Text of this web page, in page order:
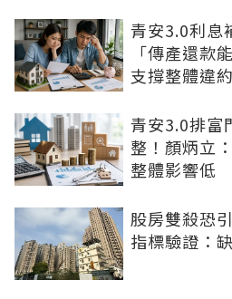
青安3.0利息
「傳產還款
支撐整體違
青安3.0排富
整！顏炳立
整體影響低
股房雙殺恐
指標驗證：